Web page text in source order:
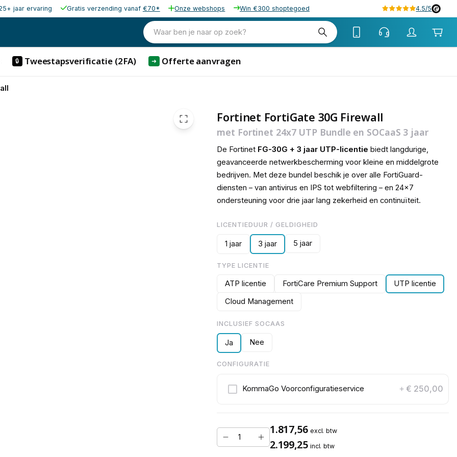
jaar ervaring Gratis verzending vanaf €70* Onze webshops Win €300 shoptegoed 4.5/5
Waar ben je naar op zoek?
🔒 Tweestapsverificatie (2FA) ➜ Offerte aanvragen
Fortinet FortiGate 30G Firewall
met Fortinet 24x7 UTP Bundle en SOCaaS 3 jaar
De Fortinet FG-30G + 3 jaar UTP-licentie biedt langdurige,
geavanceerde netwerkbescherming voor kleine en middelgrote
bedrijven. Met deze bundel beschik je over alle FortiGuard-
diensten – van antivirus en IPS tot webfiltering – en 24×7
ondersteuning voor drie jaar lang zekerheid en continuïteit.
LICENTIEDUUR / GELDIGHEID
1 jaar 3 jaar 5 jaar
TYPE LICENTIE
ATP licentie FortiCare Premium Support
UTP licentie
Cloud Management
INCLUSIEF SOCAAS
Ja Nee
CONFIGURATIE
KommaGo Voorconfiguratieservice + € 250,00
1.817,56 excl. btw
2.199,25 incl. btw
€ 578,38